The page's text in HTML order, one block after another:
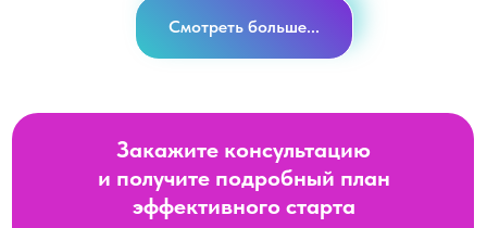
Смотреть больше...
Закажите консультацию
и получите подробный план
эффективного старта